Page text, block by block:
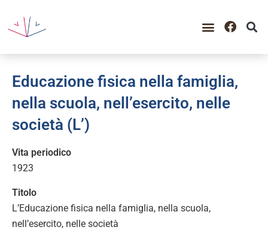
Educazione fisica nella famiglia,
nella scuola, nell’esercito, nelle
società (L’)
Vita periodico
1923
Titolo
L’Educazione fisica nella famiglia, nella scuola,
nell’esercito, nelle società